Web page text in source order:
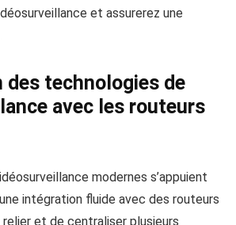
et assurerez une
des technologies de
avec les routeurs
modernes s’appuient
intégration fluide avec des routeurs
relier et de centraliser plusieurs